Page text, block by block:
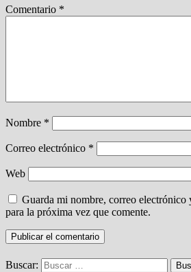
Comentario *
Nombre *
Correo electrónico *
Web
Guarda mi nombre, correo electrónico
para la próxima vez que comente.
Buscar: